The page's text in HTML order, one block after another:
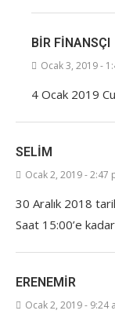
BIR FINANSÇI
Ocak 3, 2019 -
4 Ocak 2019
SELIM
Ocak 2, 2019 - 2:47
30 Aralık 2018
Saat 15:00’e
ERENEMIR
Ocak 2, 2019 - 9:24